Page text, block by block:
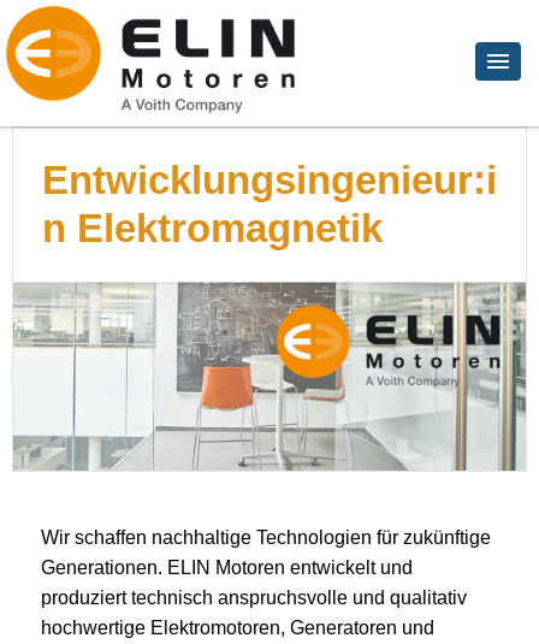
Entwicklungsingenieur:i
n Elektromagnetik
Wir schaffen nachhaltige Technologien für zukünftige
Generationen. ELIN Motoren entwickelt und
produziert technisch anspruchsvolle und qualitativ
hochwertige Elektromotoren, Generatoren und